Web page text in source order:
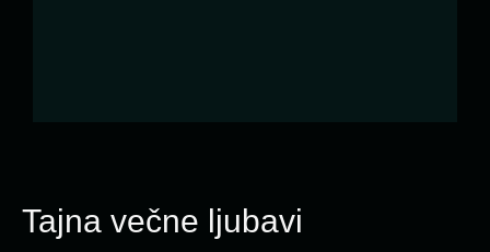
Tajna večne ljubavi